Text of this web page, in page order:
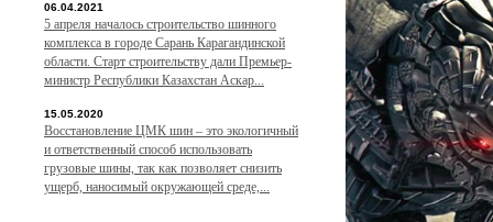
06.04.2021
5 апреля началось строительство шинного
комплекса в городе Сарань Карагандинской
области. Старт строительству дали Премьер-
министр Республики Казахстан Аскар...
15.05.2020
Восстановление ЦМК шин – это экологичный
и ответственный способ использовать
грузовые шины, так как позволяет снизить
ущерб, наносимый окружающей среде,...